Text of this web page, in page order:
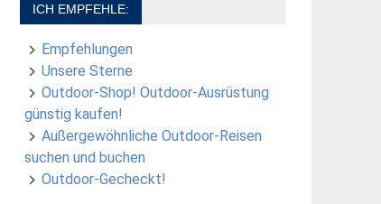
ICH EMPFEHLE:
Empfehlungen
Unsere Sterne
Outdoor-Shop! Outdoor-Ausrüstung
günstig kaufen!
Außergewöhnliche Outdoor-Reisen
suchen und buchen
Outdoor-Gecheckt!